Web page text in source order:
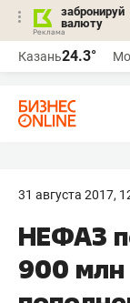
забронируй
валюту
Казань24.3°
31 августа 2017,
НЕФАЗ
900 млн